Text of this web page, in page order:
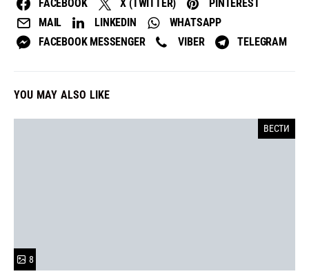
FACEBOOK X (TWITTER)
PINTEREST
MAIL
LINKEDIN
WHATSAPP
FACEBOOK MESSENGER
VIBER TELEGRAM
YOU MAY ALSO LIKE
ВЕСТИ
8